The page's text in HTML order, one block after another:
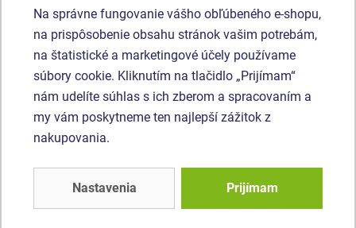
farebnou stálosťou, odolnou proti UV žiareniu a hlavne
bezpečnosťou, pretože je nelámavý a nehrozí tak žiadne
nebezpečné zranenie ostrými úlomkami). Všetok spojovací
materiál je pozinkovaný alebo nerezový.
Podobnýtovar
Street workoutová
Street workoutová
Na správne fungovanie vášho obľúbeného e-shopu,
na prispôsobenie obsahu stránok vašim potrebám,
na štatistické a marketingové účely používame
súbory cookie. Kliknutím na tlačidlo „Prijímam“
nám udelíte súhlas s ich zberom a spracovaním a
my vám poskytneme ten najlepší zážitok z
nakupovania.
Nastavenia Prijímam